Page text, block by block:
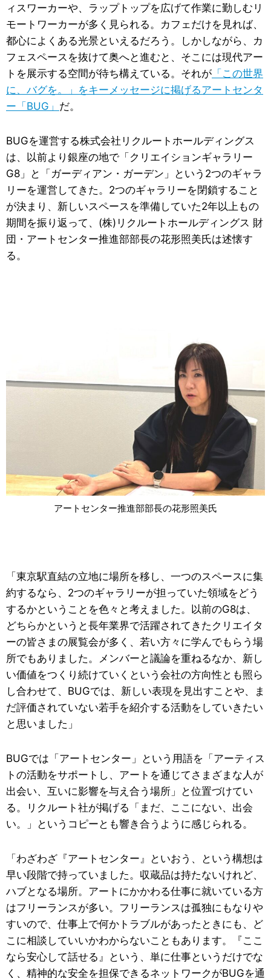
ィスワーカーや、ラップトップを広げて作業に勤しむリ
モートワーカーが多く見られる。カフェだけを見れば、
都心によくある光景といえるだろう。しかしながら、カ
フェスペースを抜けて奥へと進むと、そこには現代アー
トを展示する空間が待ち構えている。それが 「この世界
に、バグを。」をキーメッセージに掲げるアートセンタ
ー「BUG」 だ。
BUGを運営する株式会社リクルートホールディングス
は、以前より銀座の地で「クリエイションギャラリー
G8」と「ガーディアン・ガーデン」という2つのギャラ
リーを運営してきた。2つのギャラリーを閉鎖すること
が決まり、新しいスペースを準備していた2年以上もの
期間を振り返って、(株)リクルートホールディングス 財
団・アートセンター推進部部長の花形照美氏は述懐す
る。
アートセンター推進部部長の花形照美氏
「東京駅直結の立地に場所を移し、一つのスペースに集
約するなら、2つのギャラリーが担っていた領域をどう
するかということを色々と考えました。以前のG8は、
どちらかというと長年業界で活躍されてきたクリエイタ
ーの皆さまの展覧会が多く、若い方々に学んでもらう場
所でもありました。メンバーと議論を重ねるなか、新し
い価値をつくり続けていくという会社の方向性とも照ら
し合わせて、BUGでは、新しい表現を見出すことや、ま
だ評価されていない若手を紹介する活動をしていきたい
と思いました」
BUGでは「アートセンター」という用語を「アーティス
トの活動をサポートし、アートを通じてさまざまな人が
出会い、互いに影響を与え合う場所」と位置づけてい
る。リクルート社が掲げる「まだ、ここにない、出会
い。」というコピーとも響き合うように感じられる。
「わざわざ『アートセンター』といおう、という構想は
早い段階で持っていました。収蔵品は持たないけれど、
ハブとなる場所。アートにかかわる仕事に就いている方
はフリーランスが多い。フリーランスは孤独にもなりや
すいので、仕事上で何かトラブルがあったときにも、ど
こに相談していいかわからないこともあります。『ここ
なら安心して話せる』という、単に仕事というだけでな
く、精神的な安全を担保できるネットワークがBUGを通